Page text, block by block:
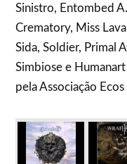
Sinistro, Entombed
Crematory, Miss
Sida, Soldier, Primal
Simbiose e
pela Associação